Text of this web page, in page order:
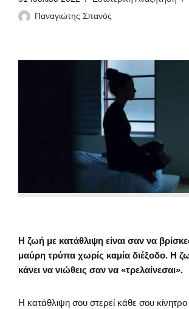
Παναγιώτης Σπανός
Η ζωή με κατάθλιψη είναι σαν να
μαύρη τρύπα χωρίς καμία διέξοδο. Η
κάνει να νιώθεις σαν να «τρελαίνεσαι».
Η κατάθλιψη σου στερεί κάθε σου κίνητρο